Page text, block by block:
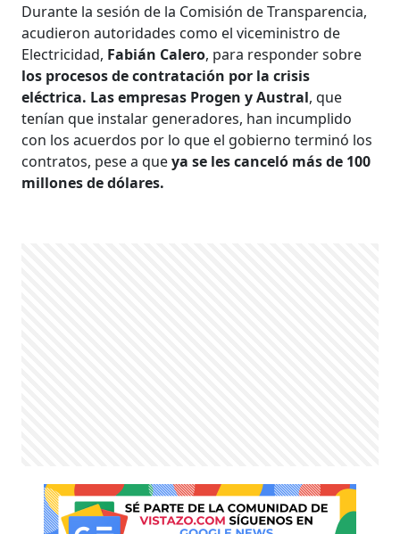
Durante la sesión de la Comisión de Transparencia,
acudieron autoridades como el viceministro de
Electricidad, Fabián Calero, para responder sobre
los procesos de contratación por la crisis
eléctrica. Las empresas Progen y Austral, que
tenían que instalar generadores, han incumplido
con los acuerdos por lo que el gobierno terminó los
contratos, pese a queya se les canceló más de 100
millones de dólares.